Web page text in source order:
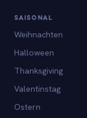
SAISONAL
Weihnachten
Halloween
Thanksgiving
Valentinstag
Ostern